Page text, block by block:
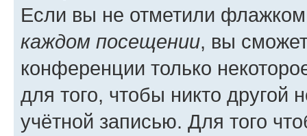
Если вы не отметили
каждом посещении, вы
конференции только
для того, чтобы никто другой
учётной записью. Для того